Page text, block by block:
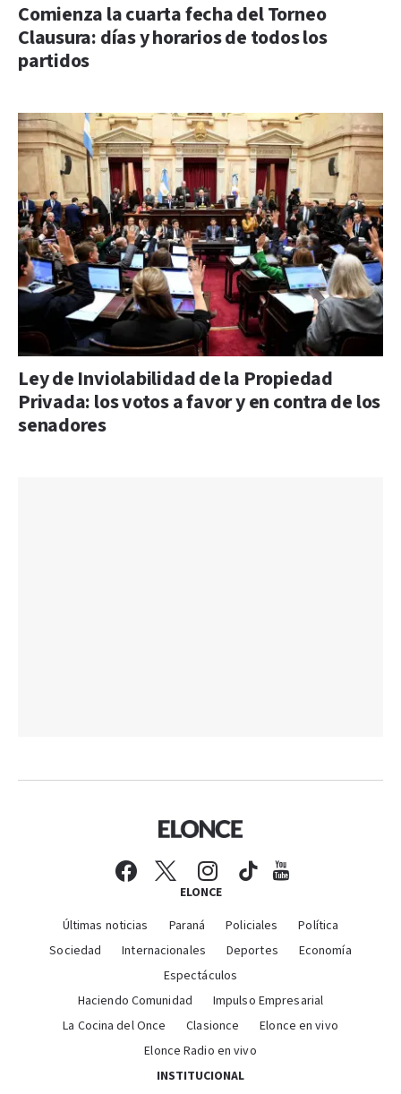
Comienza la cuarta fecha del Torneo
Clausura: días y horarios de todos los
partidos
Ley de Inviolabilidad de la Propiedad
Privada: los votos a favor y en contra de los
senadores
ELONCE
Últimas noticias Paraná Policiales
Política
Sociedad
Internacionales Deportes
Economía
Espectáculos
Haciendo Comunidad
Impulso Empresarial
La Cocina del Once
Clasionce
Elonce en vivo
Elonce Radio en vivo
INSTITUCIONAL